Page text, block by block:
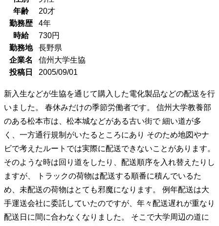
年齢
20才
勤務歴
4年
時給
730円
勤務地
長野県
企業名
信州大学生協
投稿日
2005/09/01
新入生などが生協を通じて購入した電化製品などの配送を行
いました。 春休みだけの季節労働者です。 信州大学教養部
のある松本市は、松本城などがある古い街で 細い道が多
く、一方通行規制がいたるところにあり そのため地図やナ
ビで考えたルートでは実際に配送できないことがあります。
そのような時は回り道をしたり、配送順序を入れ替えたりし
ますが、 トラックの荷物は配送する順番に積んでいるた
め、未配送の荷物はとても邪魔になります。 例年配送は大
手運送会社に委託していたのですが、年々配送遅れが重なり
配送日に間に合わなくなりました。 そこで大学周辺の道に